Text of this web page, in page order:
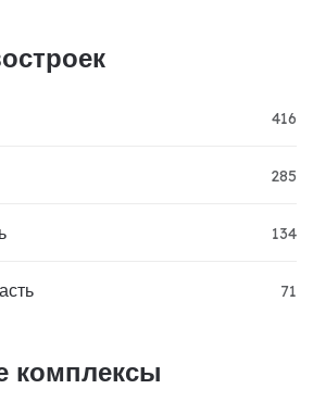
416
285
134
71
комплексы